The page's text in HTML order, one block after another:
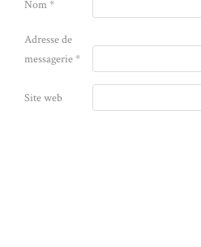
Nom*
Adresse de
messagerie*
Site web